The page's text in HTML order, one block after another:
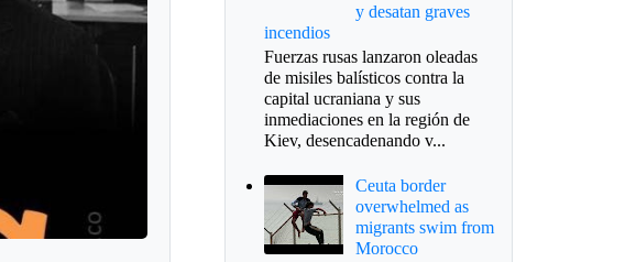
y desatan graves
incendios
Fuerzas rusas lanzaron oleadas
de misiles balísticos contra la
capital ucraniana y sus
inmediaciones en la región de
Kiev, desencadenando v...
Ceuta border
overwhelmed as
migrants swim from
Morocco